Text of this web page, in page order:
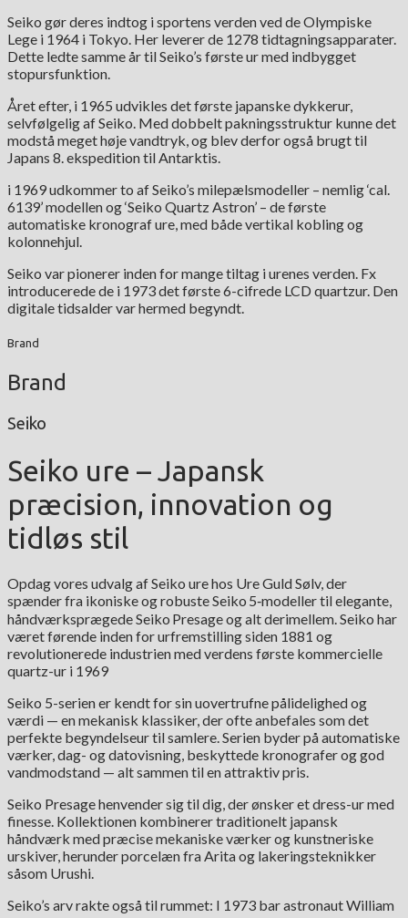
Seiko gør deres indtog i sportens verden ved de Olympiske
Lege i 1964 i Tokyo. Her leverer de 1278 tidtagningsapparater.
Dette ledte samme år til Seiko’s første ur med indbygget
stopursfunktion.
Året efter, i 1965 udvikles det første japanske dykkerur,
selvfølgelig af Seiko. Med dobbelt pakningsstruktur kunne det
modstå meget høje vandtryk, og blev derfor også brugt til
Japans 8. ekspedition til Antarktis.
i 1969 udkommer to af Seiko’s milepælsmodeller – nemlig ‘cal.
6139’ modellen og ‘Seiko Quartz Astron’ – de første
automatiske kronograf ure, med både vertikal kobling og
kolonnehjul.
Seiko var pionerer inden for mange tiltag i urenes verden. Fx
introducerede de i 1973 det første 6-cifrede LCD quartzur. Den
digitale tidsalder var hermed begyndt.
Brand
Brand
Seiko
Seiko ure – Japansk
præcision, innovation og
tidløs stil
Opdag vores udvalg af Seiko ure hos Ure Guld Sølv, der
spænder fra ikoniske og robuste Seiko 5‑modeller til elegante,
håndværksprægede Seiko Presage og alt derimellem. Seiko har
været førende inden for urfremstilling siden 1881 og
revolutionerede industrien med verdens første kommercielle
quartz-ur i 1969
Seiko 5-serien er kendt for sin uovertrufne pålidelighed og
værdi — en mekanisk klassiker, der ofte anbefales som det
perfekte begyndelseur til samlere. Serien byder på automatiske
værker, dag- og datovisning, beskyttede kronografer og god
vandmodstand — alt sammen til en attraktiv pris.
Seiko Presage henvender sig til dig, der ønsker et dress-ur med
finesse. Kollektionen kombinerer traditionelt japansk
håndværk med præcise mekaniske værker og kunstneriske
urskiver, herunder porcelæn fra Arita og lakeringsteknikker
såsom Urushi.
Seiko’s arv rakte også til rummet: I 1973 bar astronaut William